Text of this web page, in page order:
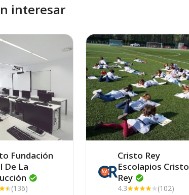
interesar
Fundación
De La
(136)
Cristo Rey
Escolapios Cristo
Rey
4.3
(102)